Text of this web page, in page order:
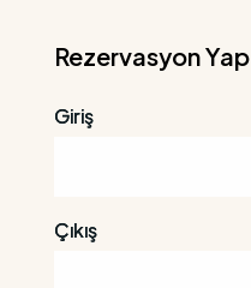
Rezervasyon Yap
Giriş
Çıkış